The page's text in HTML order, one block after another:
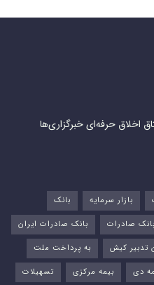
اخلاق حرفه‌ای خبرگزاری‌ها
بازار سرمایه
بانک
بانک صادرات
بانک صادرات ایران
تدبیر کیش
به پرداخت ملت
دی بیمه مرکزی
تسهیلات